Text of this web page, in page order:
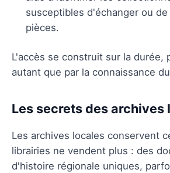
susceptibles d'échanger ou
pièces.
L'accès se construit sur la durée,
autant que par la connaissance
Les secrets des archives
Les archives locales conservent
librairies ne vendent plus : des
d'histoire régionale uniques,